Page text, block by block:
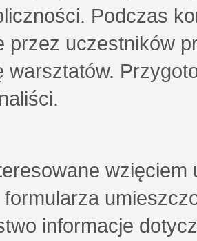
Podczas
przez uczestników
warsztatów.
wzięciem
formularza
informacje